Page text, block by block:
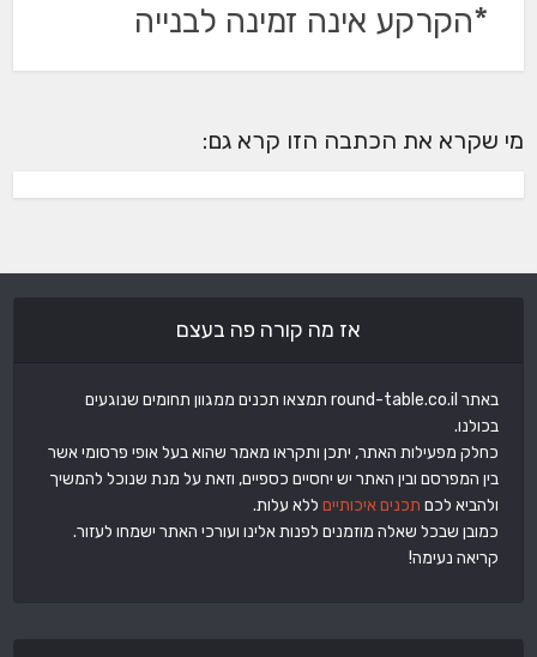
*הקרקע אינה זמינה לבנייה
מי שקרא את הכתבה הזו קרא גם:
אז מה קורה פה בעצם
באתר round-table.co.il תמצאו תכנים ממגוון תחומים שנוגעים
בכולנו.
כחלק מפעילות האתר, יתכן ותקראו מאמר שהוא בעל אופי פרסומי אשר
בין המפרסם ובין האתר יש יחסיים כספיים, וזאת על מנת שנוכל להמשיך
ולהביא לכם תכנים איכותיים ללא עלות.
כמובן שבכל שאלה מוזמנים לפנות אלינו ועורכי האתר ישמחו לעזור.
קריאה נעימה!